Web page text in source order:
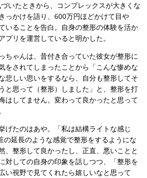
いたときから、コンプレックスが大きくな
っかけを語り、600万円ほどかけて目や
いることを告白。自身の整形の体験を活か
プリを運営していると明かした。
ちゃんは、昔付き合っていた彼女が整形に
をされてしまったことから「こんな惨めな
悲しい思いをするなら、自分も整形してそ
と思って（整形）しました」と、整形を打
はしてません。変わって良かったと思って
げたのはあや。「私は結構ライトな感じ
延長のような感覚で整形をするようにな
、整形して良かったし、正直、悪いことと
対しての自身の印象を話しつつ、「整形を
い視野で見てくれたら嬉しいなと思って